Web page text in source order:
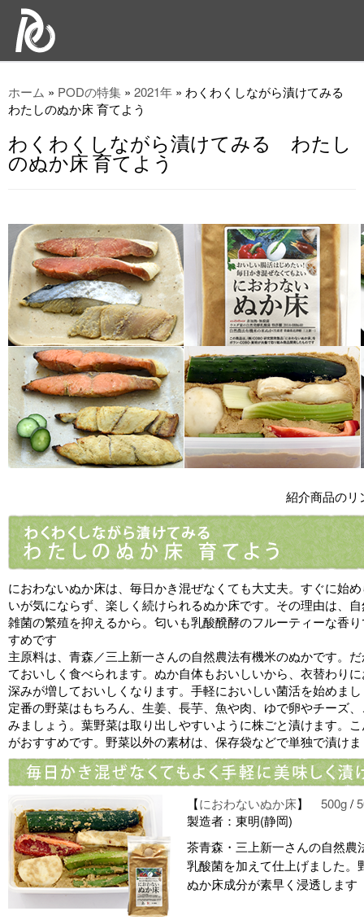
ホーム » PODの特集 » 2021年 » わくわくしながら漬けてみる
わたしのぬか床 育てよう
わくわくしながら漬けてみる わたし
のぬか床 育てよう
紹介商品のリ
におわないぬか床は、毎日かき混ぜなくても大丈夫。すぐに始
いが気にならず、楽しく続けられるぬか床です。その理由は、
雑菌の繁殖を抑えるから。匂いも乳酸醗酵のフルーティーな香
すめです
主原料は、青森／三上新一さんの自然農法有機米のぬかです。
ておいしく食べられます。ぬか自体もおいしいから、衣替わり
深みが増しておいしくなります。手軽においしい菌活を始めま
定番の野菜はもちろん、生姜、長芋、魚や肉、ゆで卵やチーズ
みましょう。葉野菜は取り出しやすいように株ごと漬けます。
がおすすめです。野菜以外の素材は、保存袋などで単独で漬け
【におわないぬか床】 500g/
製造者：東明(静岡)
茶青森・三上新一さんの自然
乳酸菌を加えて仕上げました
ぬか床成分が素早く浸透します